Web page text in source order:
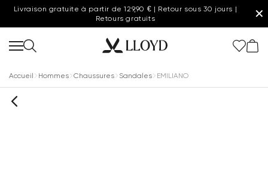
Livraison gratuite à partir de 129,90 € | Retour sous 30 jours |
Retours gratuits
✕
Accueil Hommes Chaussures Sandales EMILIANO